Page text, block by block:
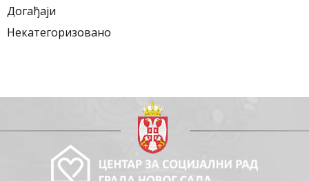
Догађаји
Некатегоризовано